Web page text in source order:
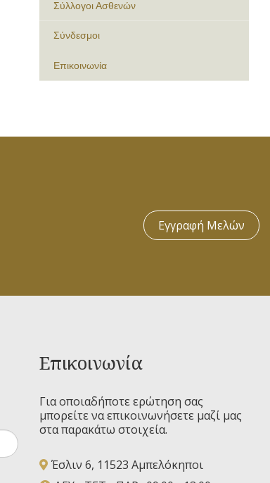
Σύλλογοι Ασθενών
Σύνδεσμοι
Επικοινωνία
Εγγραφή Μελών
Επικοινωνία
Για οποιαδήποτε ερώτηση σας
μπορείτε να επικοινωνήσετε μαζί μας
στα παρακάτω στοιχεία.
Έσλιν 6, 11523 Αμπελόκηποι